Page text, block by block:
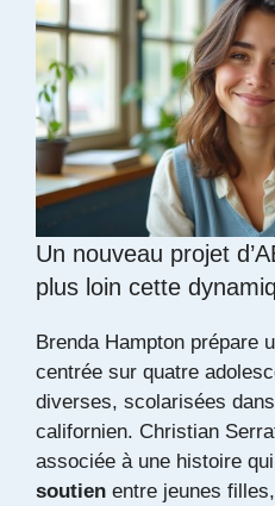
Un nouveau projet
plus loin cette
Brenda Hampton prépare
centrée sur quatre
diverses, scolarisées
californien. Christian
associée à une histoire
soutien entre jeunes